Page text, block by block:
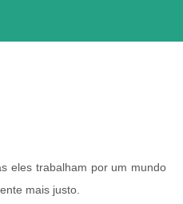
eles trabalham por um mundo
mais justo.